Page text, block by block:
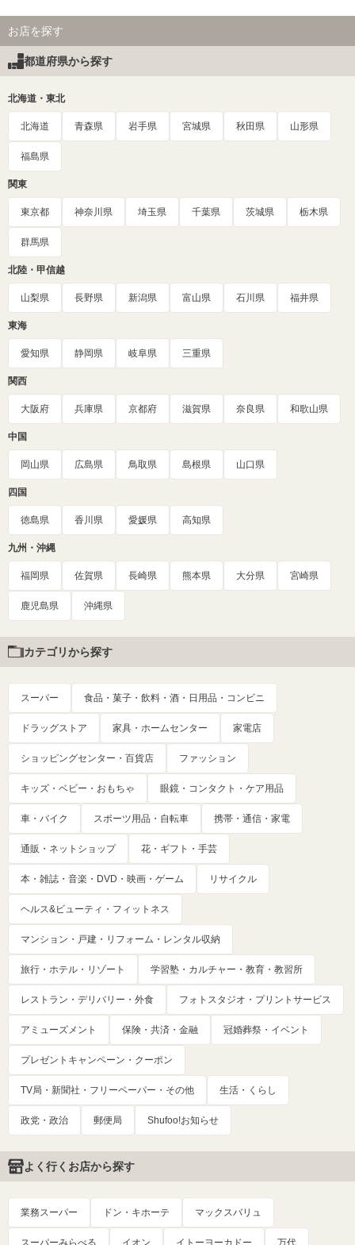
お店を探す
都道府県から探す
北海道・東北
北海道 青森県 岩手県 宮城県 秋田県 山形県
福島県
関東
東京都 神奈川県 埼玉県 千葉県 茨城県 栃木県
群馬県
北陸・甲信越
山梨県 長野県 新潟県 富山県 石川県 福井県
東海
愛知県 静岡県 岐阜県 三重県
関西
大阪府 兵庫県 京都府 滋賀県 奈良県 和歌山県
中国
岡山県 広島県 鳥取県 島根県 山口県
四国
徳島県 香川県 愛媛県 高知県
九州・沖縄
福岡県 佐賀県 長崎県 熊本県 大分県 宮崎県
鹿児島県 沖縄県
カテゴリから探す
スーパー 食品・菓子・飲料・酒・日用品・コンビニ
ドラッグストア 家具・ホームセンター 家電店
ショッピングセンター・百貨店 ファッション
キッズ・ベビー・おもちゃ 眼鏡・コンタクト・ケア用品
車・バイク スポーツ用品・自転車 携帯・通信・家電
通販・ネットショップ 花・ギフト・手芸
本・雑誌・音楽・DVD・映画・ゲーム リサイクル
ヘルス&ビューティ・フィットネス
マンション・戸建・リフォーム・レンタル収納
旅行・ホテル・リゾート 学習塾・カルチャー・教育・教習所
レストラン・デリバリー・外食 フォトスタジオ・プリントサービス
アミューズメント 保険・共済・金融 冠婚葬祭・イベント
プレゼントキャンペーン・クーポン
TV局・新聞社・フリーペーパー・その他 生活・くらし
政党・政治 郵便局 Shufoo!お知らせ
よく行くお店から探す
業務スーパー ドン・キホーテ マックスバリュ
スーパーみらべる イオン イトーヨーカドー 万代